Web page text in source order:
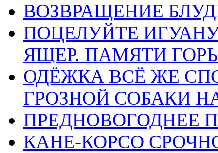
ВОЗВРАЩЕНИЕ
ПОЦЕЛУЙТЕ
ЯЩЕР. ПАМЯТИ
ОДЁЖКА ВСЁ ЖЕ
ГРОЗНОЙ СОБАКИ
ПРЕДНОВОГОДНЕЕ
КАНЕ-КОРСО